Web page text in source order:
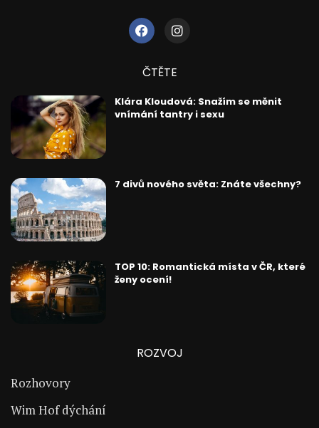
ČTĚTE
Klára Kloudová: Snažím se měnit
vnímání tantry i sexu
7 divů nového světa: Znáte všechny?
TOP 10: Romantická místa v ČR, které
ženy ocení!
ROZVOJ
Rozhovory
Wim Hof dýchání